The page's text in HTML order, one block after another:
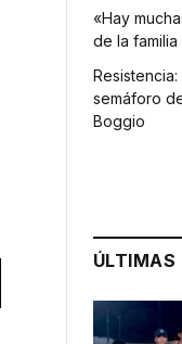
«Hay
de la
semáforo
Boggio
ÚLTIMAS